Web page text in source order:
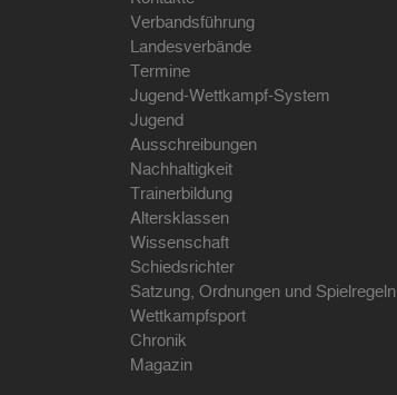
Verbandsführung
Landesverbände
Termine
Jugend-Wettkampf-System
Jugend
Ausschreibungen
Nachhaltigkeit
Trainerbildung
Altersklassen
Wissenschaft
Schiedsrichter
Satzung, Ordnungen und Spielregeln
Wettkampfsport
Chronik
Magazin